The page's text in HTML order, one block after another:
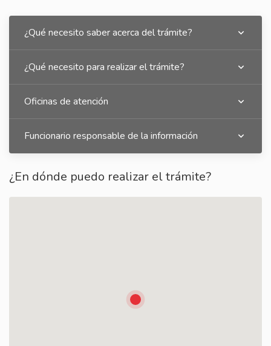
¿Qué necesito saber acerca del trámite?
¿Qué necesito para realizar el trámite?
Oficinas de atención
Funcionario responsable de la información
¿En dónde puedo realizar el trámite?